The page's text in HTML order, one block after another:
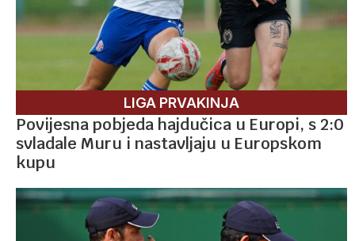
LIGA PRVAKINJA
Povijesna pobjeda hajdučica u Europi, s 2:0
svladale Muru i nastavljaju u Europskom
kupu